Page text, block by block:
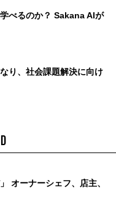
オーナーシェフ、店主、
べるのか？ Sakana AIが
り、社会課題解決に向け